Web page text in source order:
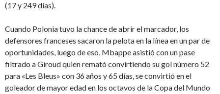
(17 y 249 días).
Cuando Polonia tuvo la chance de abrir el marcador, los
defensores franceses sacaron la pelota en la línea en un par de
oportunidades, luego de eso, Mbappe asistió con un pase
filtrado a Giroud quien remató convirtiendo su gol número 52
para «Les Bleus» con 36 años y 65 días, se convirtió en el
goleador de mayor edad en los octavos de la Copa del Mundo